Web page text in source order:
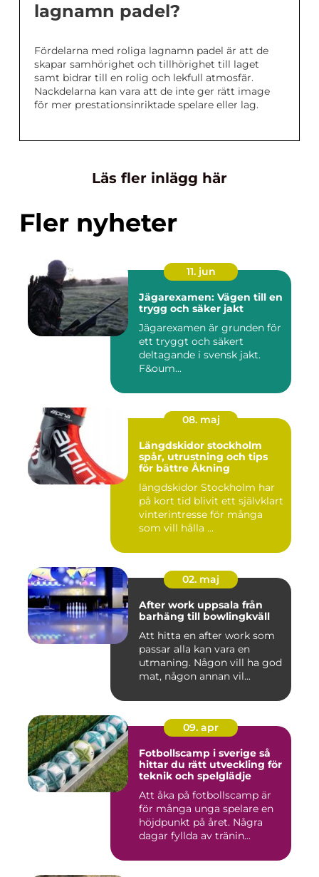
lagnamn padel?
Fördelarna med roliga lagnamn padel är att de
skapar samhörighet och tillhörighet till laget
samt bidrar till en rolig och lekfull atmosfär.
Nackdelarna kan vara att de inte ger rätt image
för mer prestationsinriktade spelare eller lag.
Läs fler inlägg här
Fler nyheter
11. jun
Jägarexamen: Vägen till en
trygg och säker jakt
Jägarexamen är grunden för
ett tryggt och säkert
deltagande i svensk jakt.
F&oum...
08. maj
Längdskidor stockholm
spår, utrustning och tips
för bättre Åkning
längdskidor Stockholm har
på kort tid blivit ett självklart
vinterintresse för många
som vill hålla ...
02. maj
After work uppsala från
barhäng till bowlingkväll
Att hitta en after work som
passar alla kan vara en
utmaning. Någon vill ha god
mat, någon annan vil...
09. apr
Fotbollscamp i sverige så
hittar du rätt utveckling för
teknik och spelglädje
Att åka på fotbollscamp är
för många unga spelare en
höjdpunkt på året. Några
dagar fyllda av tränin...